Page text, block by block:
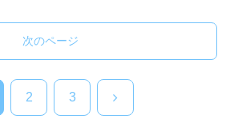
次のページ
2 3 次